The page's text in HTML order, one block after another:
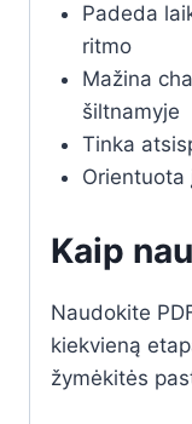
Padeda
ritmo
Mažina
šiltnamyje
Tinka
Orientuota
Kaip
Naudokite
kiekvieną
žymėkitės